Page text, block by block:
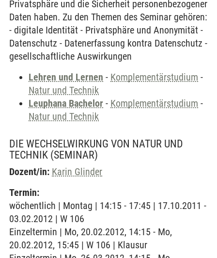
Privatsphäre und die Sicherheit personenbezogener
Daten haben. Zu den Themen des Seminar gehören:
- digitale Identität - Privatsphäre und Anonymität -
Datenschutz - Datenerfassung kontra Datenschutz -
gesellschaftliche Auswirkungen
Lehren und Lernen - Komplementärstudium -
Natur und Technik
Leuphana Bachelor - Komplementärstudium -
Natur und Technik
DIE WECHSELWIRKUNG VON NATUR UND
TECHNIK (SEMINAR)
Dozent/in: Karin Glinder
Termin:
wöchentlich | Montag | 14:15 - 17:45 | 17.10.2011 -
03.02.2012 | W 106
Einzeltermin | Mo, 20.02.2012, 14:15 - Mo,
20.02.2012, 15:45 | W 106 | Klausur